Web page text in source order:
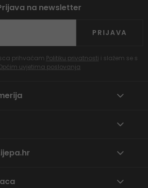
na newsletter
PRIJAVA
prihvaćam Politiku privatnosti i slažem se s
uvjetima poslovanja